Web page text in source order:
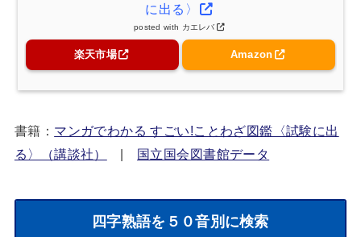
に出る〉
posted with カエレバ
楽天市場 Amazon
書籍： マンガでわかる すごい!ことわざ図鑑〈試験に出
る〉（講談社）
| 国立国会図書館データ
四字熟語を５０音別に検索